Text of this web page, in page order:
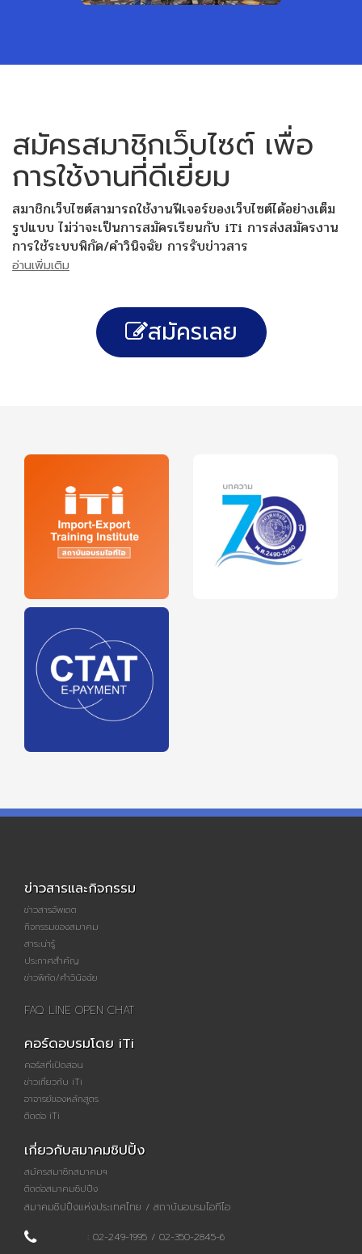
สมัครสมาชิกเว็บไซต์ เพื่อ
การใช้งานที่ดีเยี่ยม
สมาชิกเว็บไซต์สามารถใช้งานฟีเจอร์ของเว็บไซต์ได้อย่างเต็ม
รูปแบบ ไม่ว่าจะเป็นการสมัครเรียนกับ iTi การส่งสมัครงาน
การใช้ระบบพิกัด/คำวินิจฉัย การรับข่าวสาร
อ่านเพิ่มเติม
สมัครเลย
ข่าวสารและกิจกรรม
ข่าวสารอัพเดต
กิจกรรมของสมาคม
สาระน่ารู้
ประกาศสำคัญ
ข่าวพิกัด/คำวินิจฉัย
FAQ LINE OPEN CHAT
คอร์ดอบรมโดย iTi
คอร์สที่เปิดสอน
ข่าวเกี่ยวกับ iTi
อาจารย์ของหลักสูตร
ติดต่อ iTi
เกี่ยวกับสมาคมชิปปิ้ง
สมัครสมาชิกสมาคมฯ
ติดต่อสมาคมชิปปิ้ง
สมาคมชิปปิ้งแห่งประเทศไทย / สถาบันอบรมไอทีไอ
: 02-249-1995 / 02-350-2845-6